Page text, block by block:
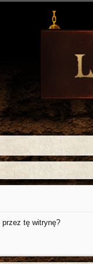
tę witrynę?